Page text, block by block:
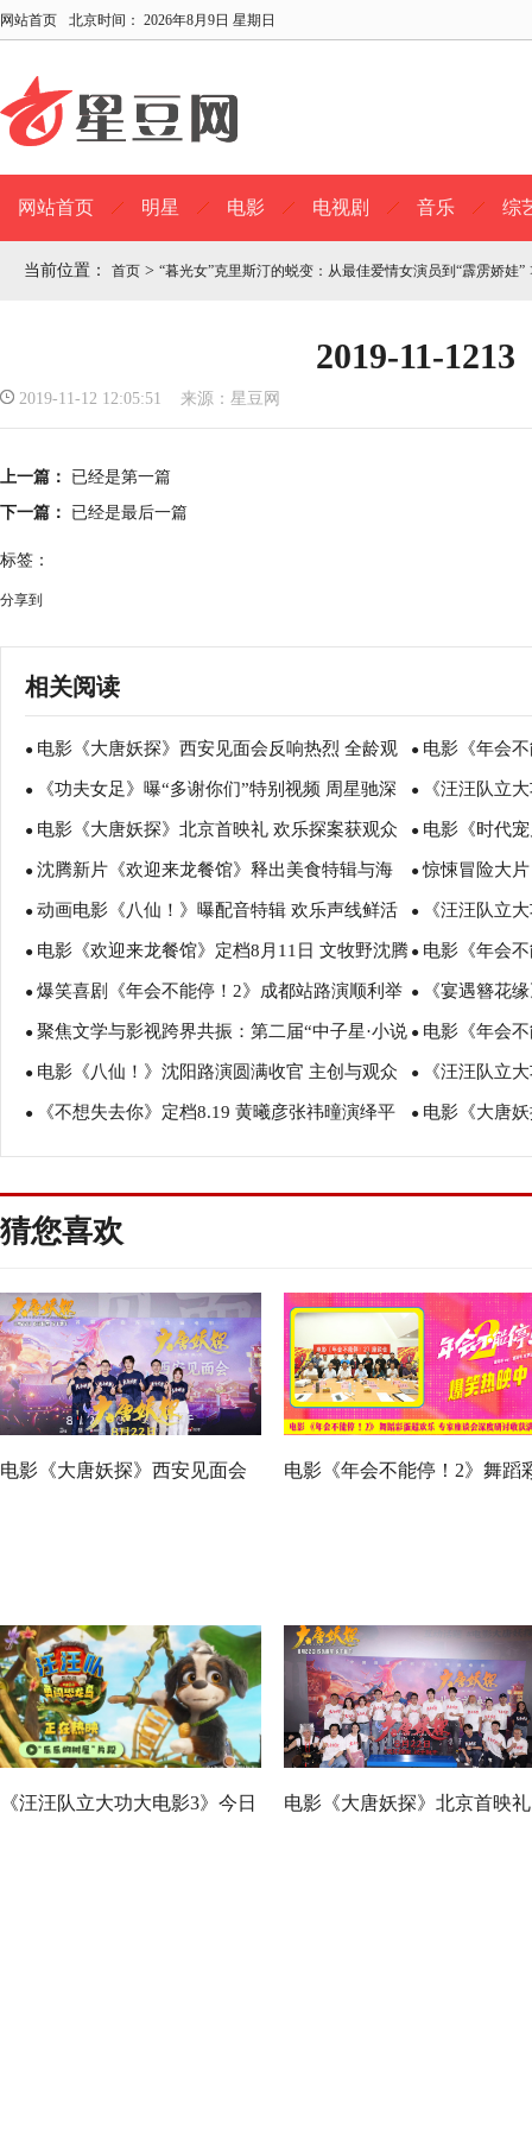
网站首页 北京时间： 2026年8月9日 星期日
网站首页 明星 电影 电视剧 音乐 综
当前位置： 首页 > “暮光女”克里斯汀的蜕变：从最佳爱情女演员到“霹雳娇娃”
2019-11-1213
2019-11-12 12:05:51 来源：星豆网
上一篇：
已经是第一篇
下一篇：
已经是最后一篇
标签：
分享到
相关阅读
● 电影《大唐妖探》西安见面会反响热烈 全龄观
众共赏机关长安城
● 电影《年会
谈会深度研讨
● 《功夫女足》曝“多谢你们”特别视频 周星驰深
情致谢观众 岁月沉淀不灭初心
● 《汪汪队立
影院陪孩子过
● 电影《大唐妖探》北京首映礼 欢乐探案获观众
盛赞：“夯！”
● 电影《时代
诠释爱与宽恕
● 沈腾新片《欢迎来龙餐馆》释出美食特辑与海
报 烟火气中见人情温暖
●惊悚冒险大
瑟薇直面恐龙
● 动画电影《八仙！》曝配音特辑 欢乐声线鲜活
塑造凡人八仙群像
● 《汪汪队立
暑假亲子观影
● 电影《欢迎来龙餐馆》定档8月11日 文牧野沈腾
蒋奇明带中餐闯中东
● 电影《年会
场爆笑不停共
● 爆笑喜剧《年会不能停！2》成都站路演顺利举
行 张若昀白客爆笑整活走心输出
● 《宴遇簪花
美食
● 聚焦文学与影视跨界共振：第二届“中子星·小说
月报影视改编价值潜力榜”在盐城揭晓
● 电影《年会
创解读分享更
● 电影《八仙！》沈阳路演圆满收官 主创与观众
互赠“东北特色”惊喜
● 《汪汪队立
评如潮线下人
● 《不想失去你》定档8.19 黄曦彦张祎曈演绎平
凡生活里的光亮
● 电影《大唐
欢奇幻冒险！
猜您喜欢
电影《大唐妖探》西安见面会 电影《年会不能停！2》舞蹈
《汪汪队立大功大电影3》今日 电影《大唐妖探》北京首映礼